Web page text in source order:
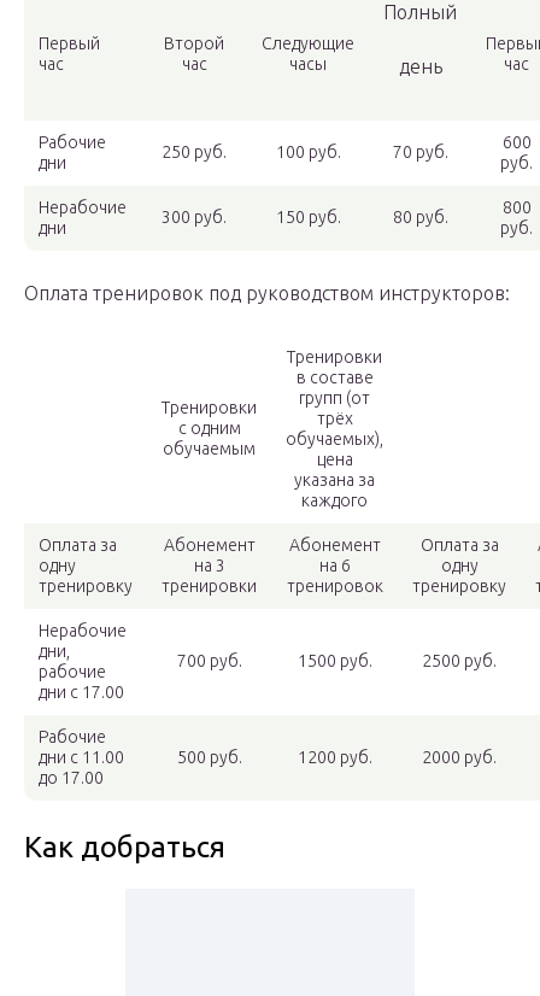
Первый
час
Второй
час
Следующие
часы
Полный
день
час
Рабочие
дни
250 руб. 100 руб. 70 руб.
600
руб.
Нерабочие
дни
300 руб. 150 руб. 80 руб.
800
руб.
Оплата тренировок под руководством инструкторов:
Тренировки
с одним
обучаемым
Тренировки
в составе
групп (от
трёх
обучаемых),
цена
указана за
каждого
Оплата за
одну
тренировку
Абонемент
на 3
тренировки
Абонемент
на 6
тренировок
Оплата за
одну
тренировку
Нерабочие
дни,
рабочие
дни с 17.00
700 руб. 1500 руб. 2500 руб.
Рабочие
дни с 11.00
до 17.00
500 руб. 1200 руб. 2000 руб.
Как добраться